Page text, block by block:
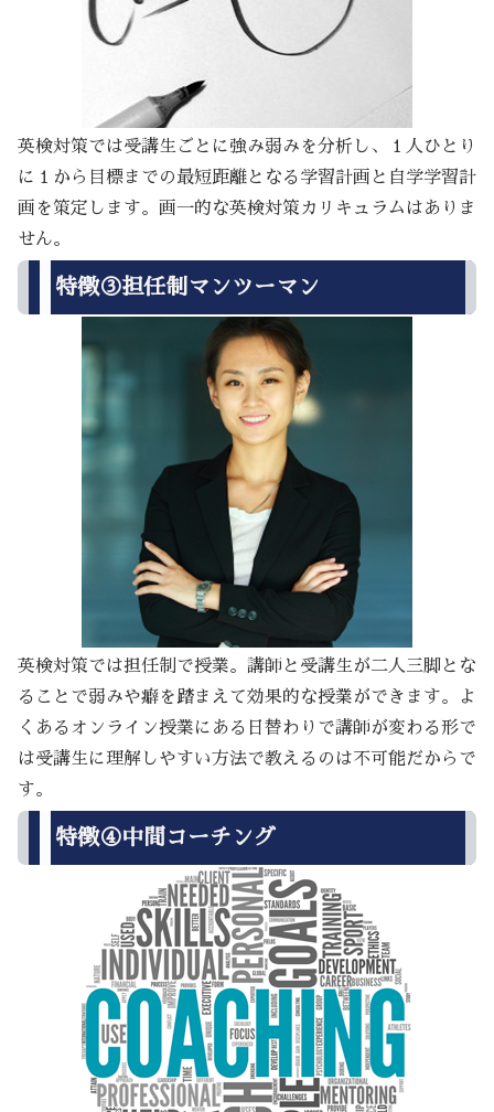
英検対策では受講生ごとに強み弱みを分析し、１人ひとり
に１から目標までの最短距離となる学習計画と自学学習計
画を策定します。画一的な英検対策カリキュラムはありま
せん。
特徴③担任制マンツーマン
英検対策では担任制で授業。講師と受講生が二人三脚とな
ることで弱みや癖を踏まえて効果的な授業ができます。よ
くあるオンライン授業にある日替わりで講師が変わる形で
は受講生に理解しやすい方法で教えるのは不可能だからで
す。
特徴④中間コーチング